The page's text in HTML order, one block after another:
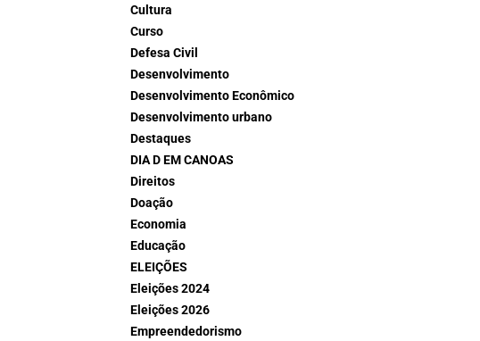
Cultura
Curso
Defesa Civil
Desenvolvimento
Desenvolvimento Econômico
Desenvolvimento urbano
Destaques
DIA D EM CANOAS
Direitos
Doação
Economia
Educação
ELEIÇÕES
Eleições 2024
Eleições 2026
Empreendedorismo